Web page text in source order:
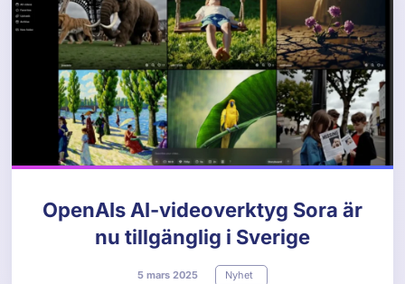
OpenAIs AI-videoverktyg Sora är
nu tillgänglig i Sverige
5 mars 2025 Nyhet